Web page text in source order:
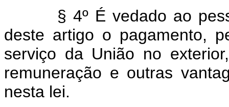
§ 4º É vedado ao
deste artigo o pagamento,
serviço da União no
remuneração e outras
nesta lei.